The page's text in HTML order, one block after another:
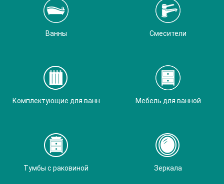
Ванны Смесители
Комплектующие для ванн Мебель для ванной
Тумбы с раковиной Зеркала